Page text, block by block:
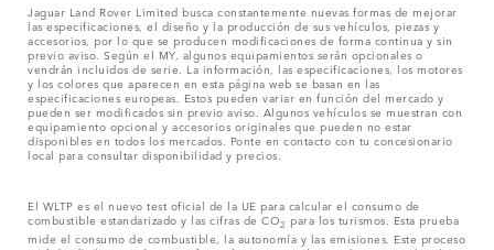
Jaguar Land Rover Limited busca constantemente nuevas formas de mejorar
las especificaciones, el diseño y la producción de sus vehículos, piezas y
accesorios, por lo que se producen modificaciones de forma continua y sin
previo aviso. Según el MY, algunos equipamientos serán opcionales o
vendrán incluidos de serie. La información, las especificaciones, los motores
y los colores que aparecen en esta página web se basan en las
especificaciones europeas. Estos pueden variar en función del mercado y
pueden ser modificados sin previo aviso. Algunos vehículos se muestran con
equipamiento opcional y accesorios originales que pueden no estar
disponibles en todos los mercados. Ponte en contacto con tu concesionario
local para consultar disponibilidad y precios.
El WLTP es el nuevo test oficial de la UE para calcular el consumo de
combustible estandarizado y las cifras de CO2 para los turismos. Esta prueba
mide el consumo de combustible, la autonomía y las emisiones. Este proceso